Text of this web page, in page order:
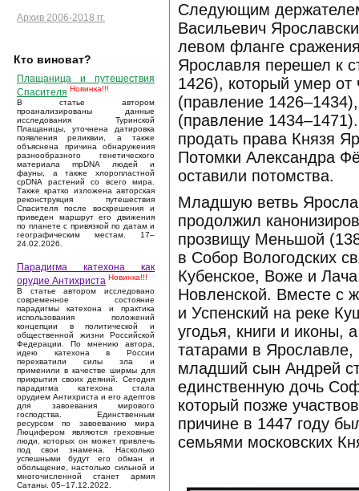
Архив 2006-2018 гг.
Кто виноват?
Плащаница и путешествия
Спасителя Новинка!!!
В статье автором
проанализированы данные
исследования Туринской
Плащаницы, уточнена датировка
появления реликвии, а также
объяснена причина обнаружения
разнообразного генетического
материала mpDNA людей и
фауны, а также хлоропластной
cpDNA растений со всего мира.
Также кратко изложена авторская
реконструкция путешествия
Спасителя после воскрешения и
приведен маршрут его движения
по планете с привязкой по датам и
географическим местам. 17–
24.02.2026.
Парадигма катехона как
орудие Антихриста Новинка!!!
В статье автором исследовано
современное состояние
парадигмы катехона и практика
использования положений
концепции в политической и
общественной жизни Российской
Федерации. По мнению автора,
идею катехона в России
перехватили силы зла и
применили в качестве ширмы для
прикрытия своих деяний. Сегодня
парадигма катехона стала
орудием Антихриста и его адептов
для завоевания мирового
господства. Единственным
ресурсом по завоеванию мира
Люцифером являются греховные
люди, которых он может привлечь
под свои знамена. Насколько
успешными будут его обман и
обольщение, настолько сильной и
многочисленной станет армия
Сатаны. 05–17.12.2022.
Следующим
Васильевич
левом фланге
Ярославля перешел к
1426), который умер
(правление
(правление
продать права Князя
Потомки Александра
оставили потомства.
Младшую ветвь
продолжил
прозвищу Меньшой
в Собор Вологодских
Кубенское, Воже и
Новленской. Вместе с
и Успенский на реке
угодья, книги и иконы,
татарами в
младший сын Андрей
единственную дочь
который позже
причине в 1447 году
семьями московских